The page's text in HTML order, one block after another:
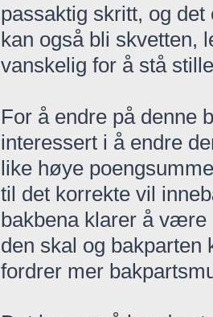
passaktig skritt, og
kan også bli skvetten,
vanskelig for å stå
For å endre på denne
interessert i å endre
like høye
til det korrekte vil
bakbena klarer å
den skal og bakparten
fordrer mer